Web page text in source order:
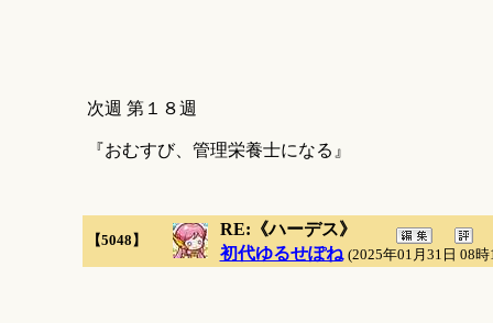
次週 第１８週
『おむすび、管理栄養士になる』
【5048】
RE:《ハーデス》
初代ゆるせぽね (2025年01月31日 08時